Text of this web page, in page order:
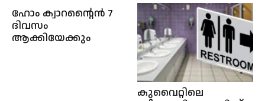
ഹോം ക്വാറന്റൈൻ 7
ദിവസം
ആക്കിയേക്കും
കുവൈറ്റിലെ